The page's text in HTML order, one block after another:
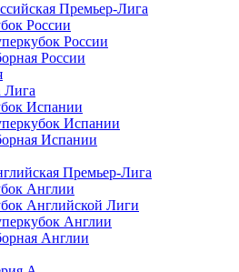
Премьер-Лига
России
России
России
Лига
Испании
Испании
Испании
Премьер-Лига
Англии
Английской Лиги
Англии
Англии